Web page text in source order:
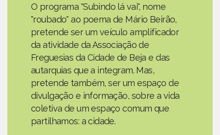
O programa "Subindo lá vai", nome
"roubado" ao poema de Mário Beirão,
pretende ser um veículo amplificador
da atividade da Associação de
Freguesias da Cidade de Beja e das
autarquias que a integram. Mas,
pretende também, ser um espaço de
divulgação e informação, sobre a vida
coletiva de um espaço comum que
partilhamos: a cidade.